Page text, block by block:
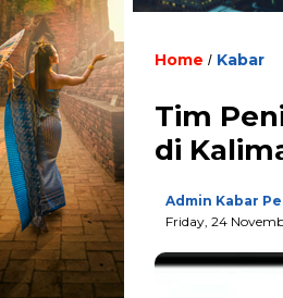
Home / Kabar
Tim
di
Admin Kabar
Friday, 24